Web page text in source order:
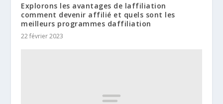
Explorons les avantages de laffiliation
comment devenir affilié et quels sont les
meilleurs programmes daffiliation
22 février 2023